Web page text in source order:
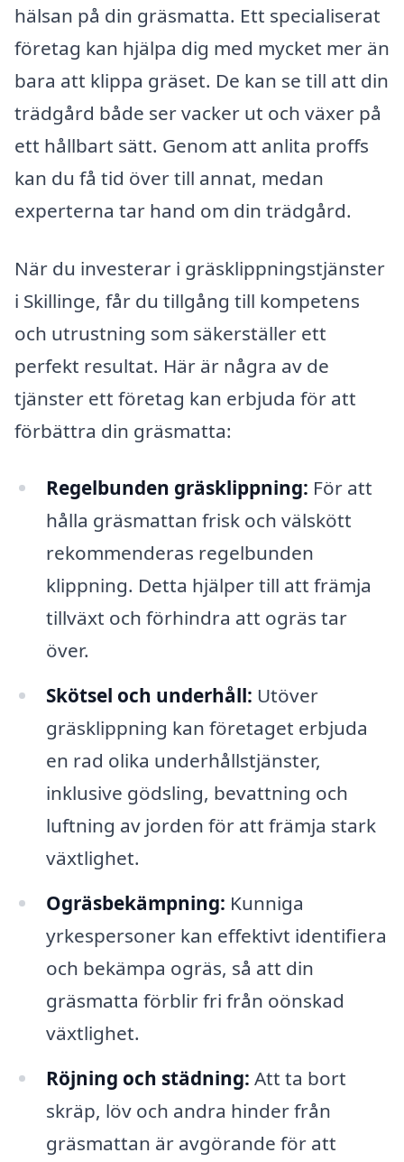
hälsan på din gräsmatta. Ett specialiserat
företag kan hjälpa dig med mycket mer än
bara att klippa gräset. De kan se till att din
trädgård både ser vacker ut och växer på
ett hållbart sätt. Genom att anlita proffs
kan du få tid över till annat, medan
experterna tar hand om din trädgård.
När du investerar i gräsklippningstjänster
i Skillinge, får du tillgång till kompetens
och utrustning som säkerställer ett
perfekt resultat. Här är några av de
tjänster ett företag kan erbjuda för att
förbättra din gräsmatta:
Regelbunden gräsklippning: För att
hålla gräsmattan frisk och välskött
rekommenderas regelbunden
klippning. Detta hjälper till att främja
tillväxt och förhindra att ogräs tar
över.
Skötsel och underhåll: Utöver
gräsklippning kan företaget erbjuda
en rad olika underhållstjänster,
inklusive gödsling, bevattning och
luftning av jorden för att främja stark
växtlighet.
Ogräsbekämpning: Kunniga
yrkespersoner kan effektivt identifiera
och bekämpa ogräs, så att din
gräsmatta förblir fri från oönskad
växtlighet.
Röjning och städning: Att ta bort
skräp, löv och andra hinder från
gräsmattan är avgörande för att